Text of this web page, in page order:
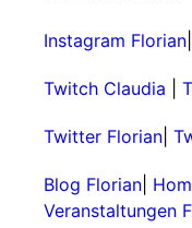
Instagram Florian
Twitch Claudia
Twitter Florian
Blog Florian
Veranstaltungen